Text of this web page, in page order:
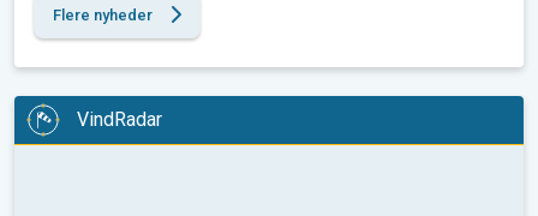
Flere nyheder
VindRadar